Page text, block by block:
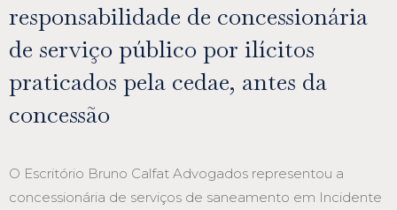
responsabilidade de concessionária
de serviço público por ilícitos
praticados pela cedae, antes da
concessão
O Escritório Bruno Calfat Advogados representou a
concessionária de serviços de saneamento em Incidente